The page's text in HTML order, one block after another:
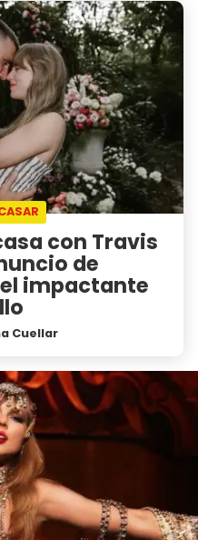
con Travis
de
impactante
Cuellar